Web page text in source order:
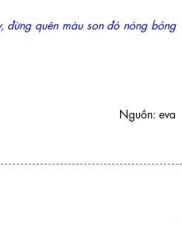
đừng quên màu son đỏ nóng bỏng
Nguồn: eva